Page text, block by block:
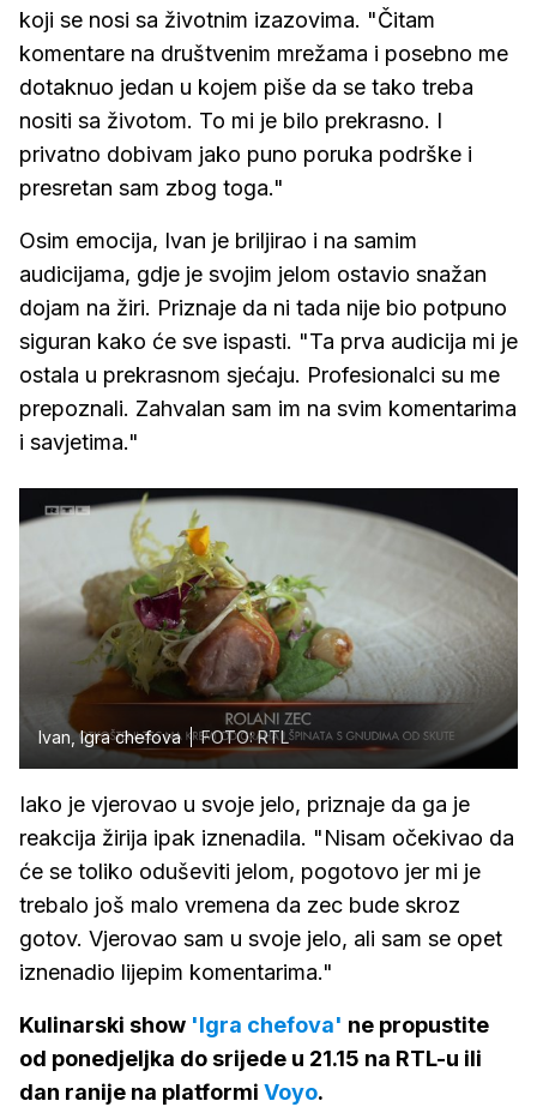
koji se nosi sa životnim izazovima. "Čitam
komentare na društvenim mrežama i posebno me
dotaknuo jedan u kojem piše da se tako treba
nositi sa životom. To mi je bilo prekrasno. I
privatno dobivam jako puno poruka podrške i
presretan sam zbog toga."
Osim emocija, Ivan je briljirao i na samim
audicijama, gdje je svojim jelom ostavio snažan
dojam na žiri. Priznaje da ni tada nije bio potpuno
siguran kako će sve ispasti. "Ta prva audicija mi je
ostala u prekrasnom sjećaju. Profesionalci su me
prepoznali. Zahvalan sam im na svim komentarima
i savjetima."
Ivan, Igra chefova FOTO: RTL
Iako je vjerovao u svoje jelo, priznaje da ga je
reakcija žirija ipak iznenadila. "Nisam očekivao da
će se toliko oduševiti jelom, pogotovo jer mi je
trebalo još malo vremena da zec bude skroz
gotov. Vjerovao sam u svoje jelo, ali sam se opet
iznenadio lijepim komentarima."
Kulinarski show 'Igra chefova' ne propustite
od ponedjeljka do srijede u 21.15 na RTL-u ili
dan ranije na platformi Voyo.